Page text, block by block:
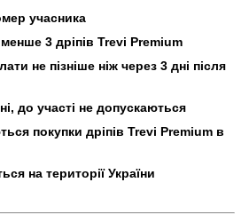
учасника
3 дріпів Trevi Premium
не пізніше ніж через 3 дні після
до участі не допускаються
покупки дріпів Trevi Premium в
на території України